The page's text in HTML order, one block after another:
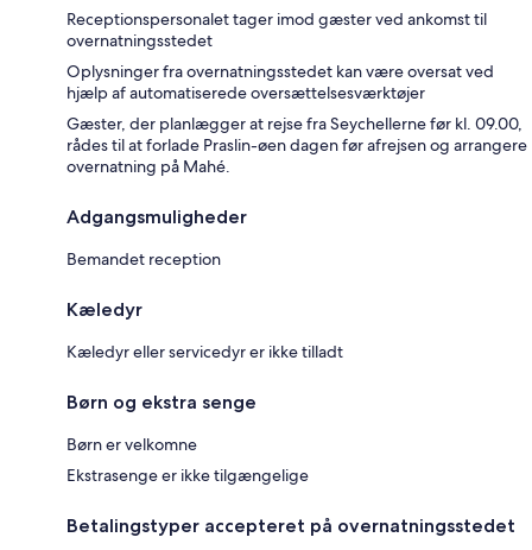
Receptionspersonalet tager imod gæster ved ankomst til
overnatningsstedet
Oplysninger fra overnatningsstedet kan være oversat ved
hjælp af automatiserede oversættelsesværktøjer
Gæster, der planlægger at rejse fra Seychellerne før kl. 09.00,
rådes til at forlade Praslin-øen dagen før afrejsen og arrangere
overnatning på Mahé.
Adgangsmuligheder
Bemandet reception
Kæledyr
Kæledyr eller servicedyr er ikke tilladt
Børn og ekstra senge
Børn er velkomne
Ekstrasenge er ikke tilgængelige
Betalingstyper accepteret på overnatningsstedet